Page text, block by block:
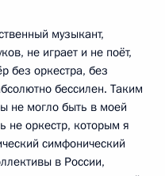
музыкант,
не играет и не поёт,
без оркестра, без
бессилен. Таким
не могло быть в моей
не оркестр, которым я
симфонический
в России,